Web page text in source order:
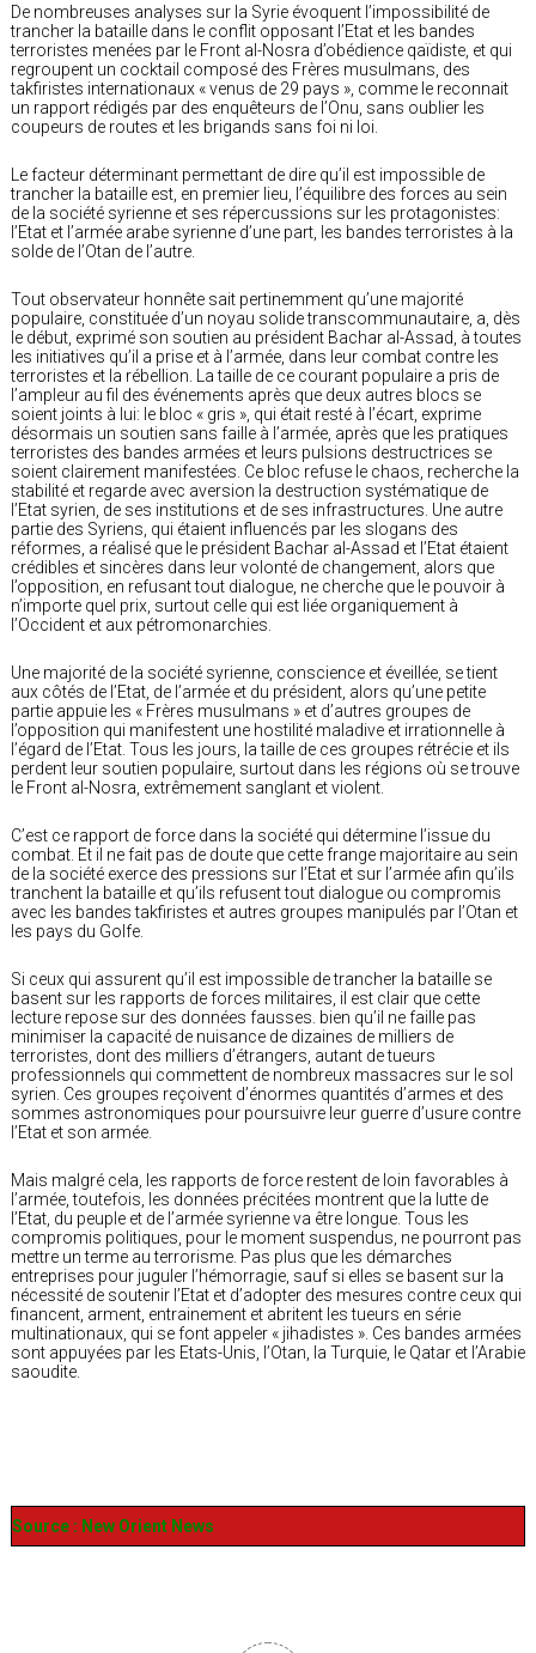
De nombreuses analyses sur la Syrie évoquent l’impossibilité de
trancher la bataille dans le conflit opposant l’Etat et les bandes
terroristes menées par le Front al-Nosra d’obédience qaïdiste, et qui
regroupent un cocktail composé des Frères musulmans, des
takfiristes internationaux « venus de 29 pays », comme le reconnait
un rapport rédigés par des enquêteurs de l’Onu, sans oublier les
coupeurs de routes et les brigands sans foi ni loi.
Le facteur déterminant permettant de dire qu’il est impossible de
trancher la bataille est, en premier lieu, l’équilibre des forces au sein
de la société syrienne et ses répercussions sur les protagonistes:
l’Etat et l’armée arabe syrienne d’une part, les bandes terroristes à la
solde de l’Otan de l’autre.
Tout observateur honnête sait pertinemment qu’une majorité
populaire, constituée d’un noyau solide transcommunautaire, a, dès
le début, exprimé son soutien au président Bachar al-Assad, à toutes
les initiatives qu’il a prise et à l’armée, dans leur combat contre les
terroristes et la rébellion. La taille de ce courant populaire a pris de
l’ampleur au fil des événements après que deux autres blocs se
soient joints à lui: le bloc « gris », qui était resté à l’écart, exprime
désormais un soutien sans faille à l’armée, après que les pratiques
terroristes des bandes armées et leurs pulsions destructrices se
soient clairement manifestées. Ce bloc refuse le chaos, recherche la
stabilité et regarde avec aversion la destruction systématique de
l’Etat syrien, de ses institutions et de ses infrastructures. Une autre
partie des Syriens, qui étaient influencés par les slogans des
réformes, a réalisé que le président Bachar al-Assad et l’Etat étaient
crédibles et sincères dans leur volonté de changement, alors que
l’opposition, en refusant tout dialogue, ne cherche que le pouvoir à
n’importe quel prix, surtout celle qui est liée organiquement à
l’Occident et aux pétromonarchies.
Une majorité de la société syrienne, conscience et éveillée, se tient
aux côtés de l’Etat, de l’armée et du président, alors qu’une petite
partie appuie les « Frères musulmans » et d’autres groupes de
l’opposition qui manifestent une hostilité maladive et irrationnelle à
l’égard de l’Etat. Tous les jours, la taille de ces groupes rétrécie et ils
perdent leur soutien populaire, surtout dans les régions où se trouve
le Front al-Nosra, extrêmement sanglant et violent.
C’est ce rapport de force dans la société qui détermine l’issue du
combat. Et il ne fait pas de doute que cette frange majoritaire au sein
de la société exerce des pressions sur l’Etat et sur l’armée afin qu’ils
tranchent la bataille et qu’ils refusent tout dialogue ou compromis
avec les bandes takfiristes et autres groupes manipulés par l’Otan et
les pays du Golfe.
Si ceux qui assurent qu’il est impossible de trancher la bataille se
basent sur les rapports de forces militaires, il est clair que cette
lecture repose sur des données fausses. bien qu’il ne faille pas
minimiser la capacité de nuisance de dizaines de milliers de
terroristes, dont des milliers d’étrangers, autant de tueurs
professionnels qui commettent de nombreux massacres sur le sol
syrien. Ces groupes reçoivent d’énormes quantités d’armes et des
sommes astronomiques pour poursuivre leur guerre d’usure contre
l’Etat et son armée.
Mais malgré cela, les rapports de force restent de loin favorables à
l’armée, toutefois, les données précitées montrent que la lutte de
l’Etat, du peuple et de l’armée syrienne va être longue. Tous les
compromis politiques, pour le moment suspendus, ne pourront pas
mettre un terme au terrorisme. Pas plus que les démarches
entreprises pour juguler l’hémorragie, sauf si elles se basent sur la
nécessité de soutenir l’Etat et d’adopter des mesures contre ceux qui
financent, arment, entrainement et abritent les tueurs en série
multinationaux, qui se font appeler « jihadistes ». Ces bandes armées
sont appuyées par les Etats-Unis, l’Otan, la Turquie, le Qatar et l’Arabie
saoudite.
Source : New Orient News